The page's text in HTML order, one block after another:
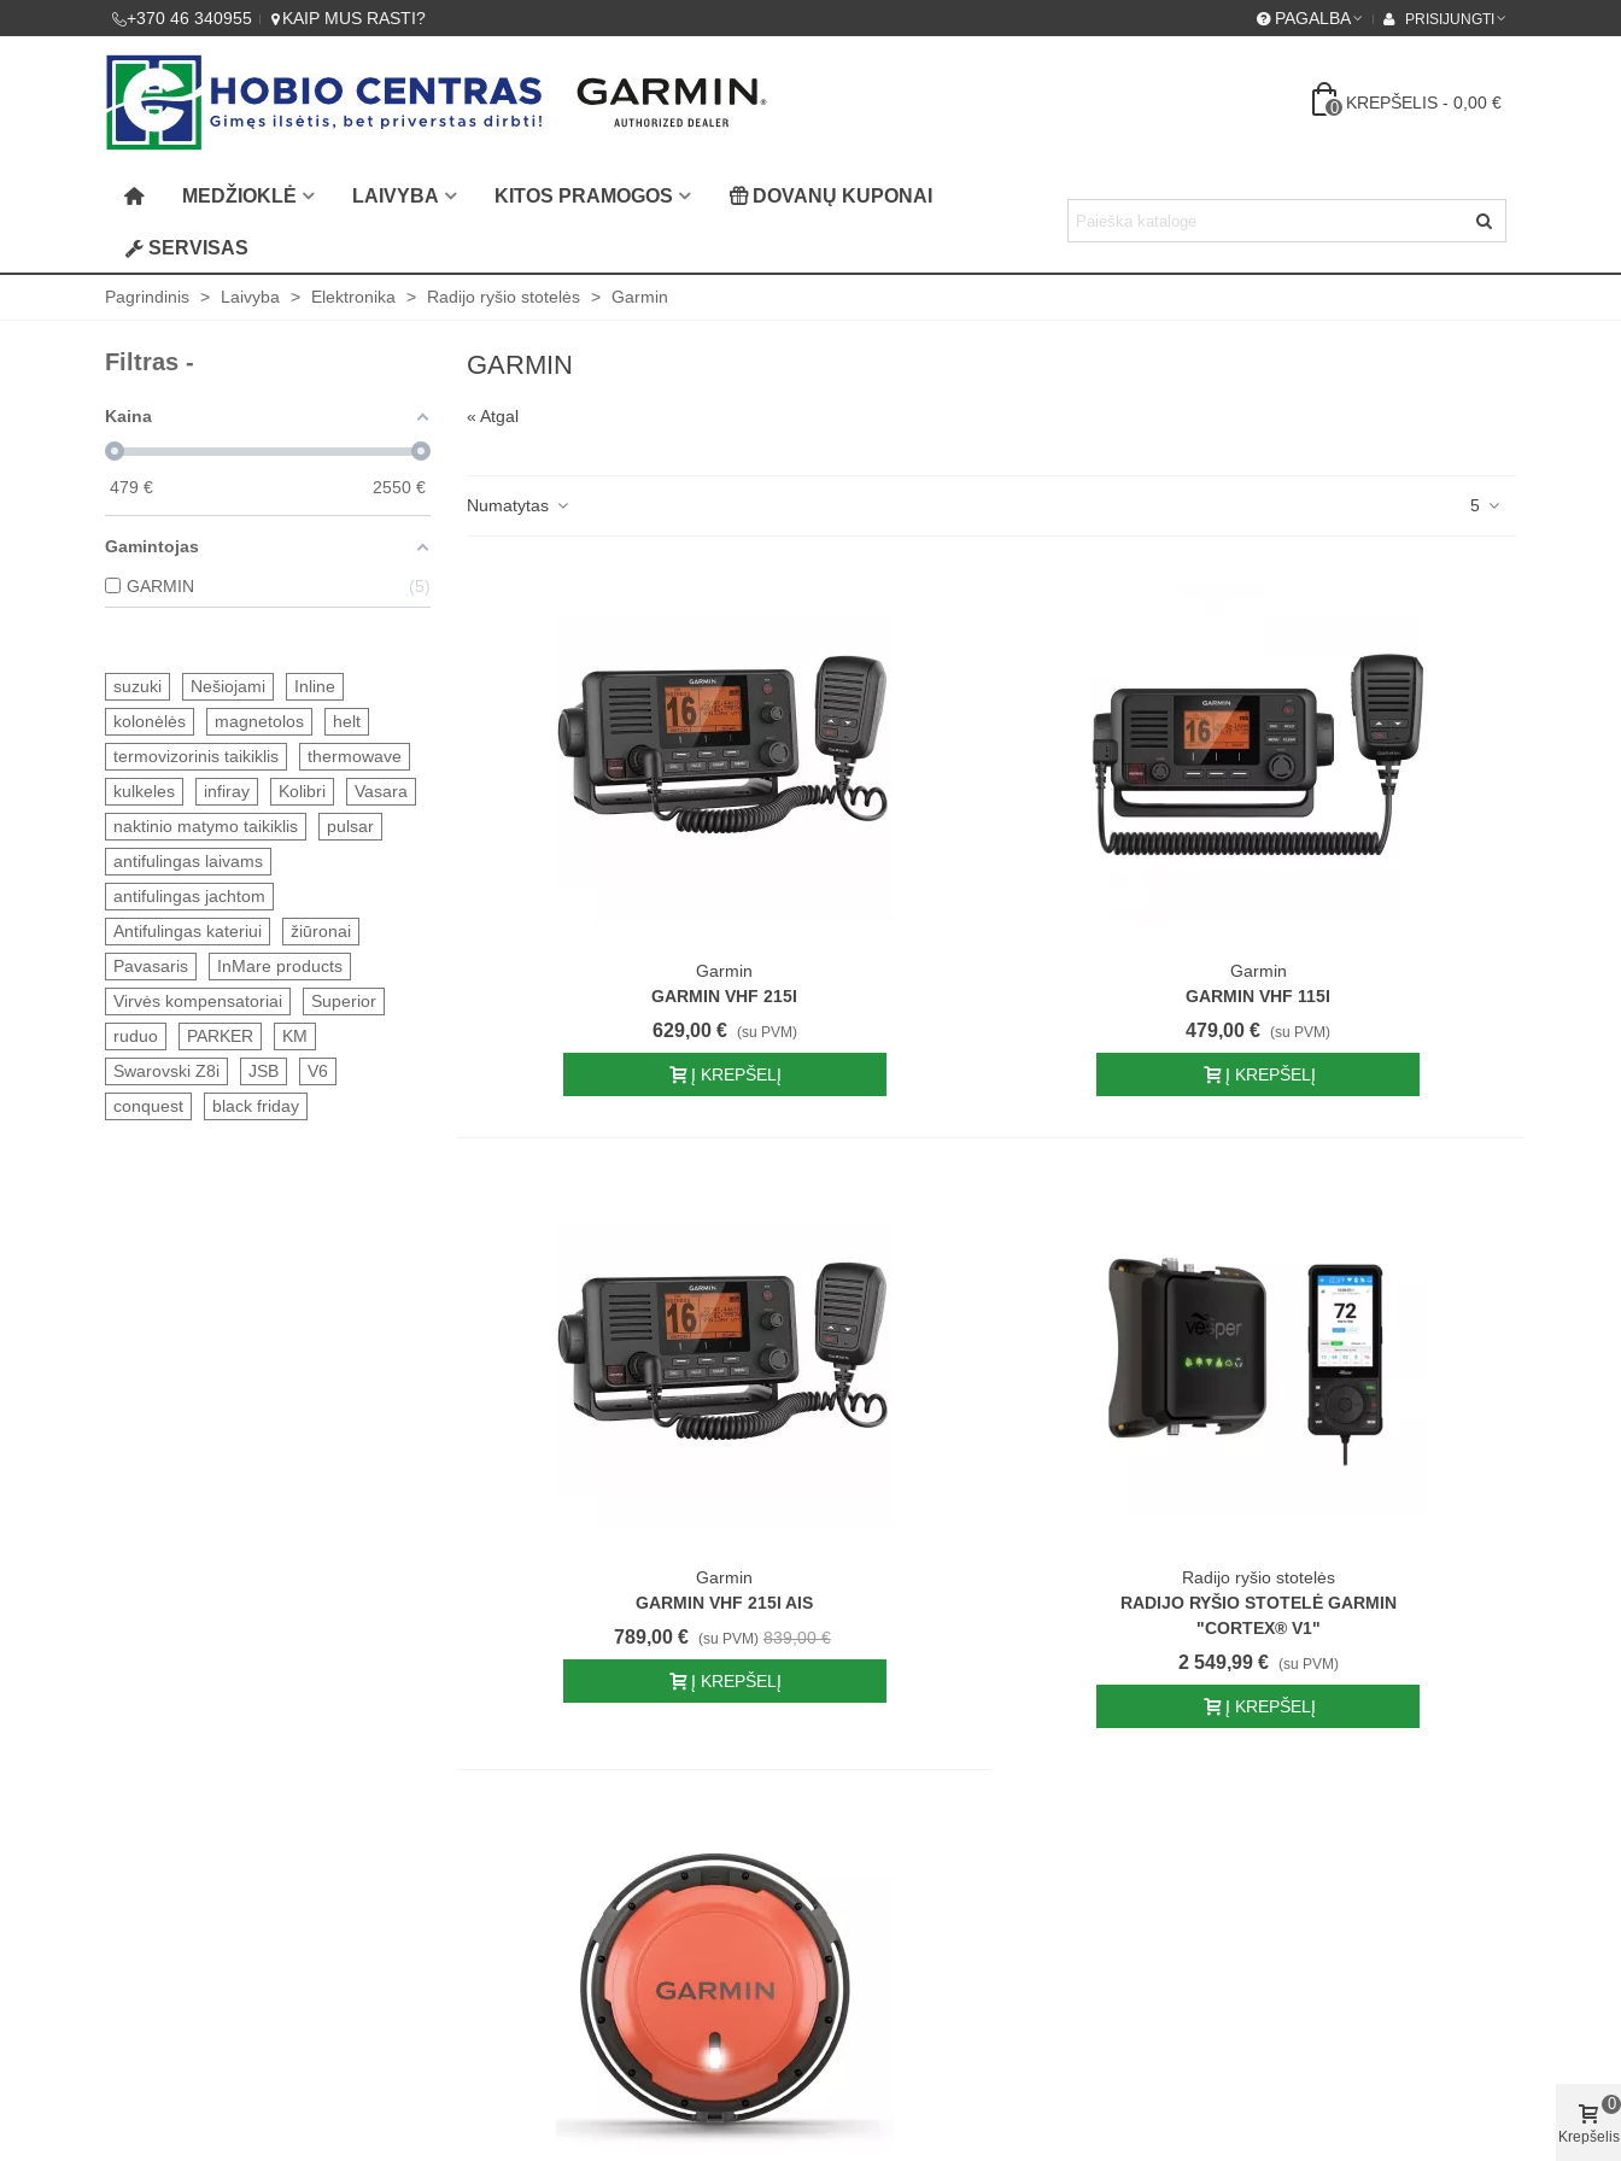
+370 46 340955 KAIP MUS RASTI? PAGALBA PRISIJUNGTI
0 KREPŠELIS - 0,00 €
MEDŽIOKLĖ LAIVYBA KITOS PRAMOGOS DOVANŲ KUPONAI
SERVISAS
Pagrindinis > Laivyba > Elektronika > Radijo ryšio stotelės > Garmin
Filtras -
Kaina
479 € 2550 €
Gamintojas
GARMIN 5
suzuki Nešiojami
Inline
kolonėlės
magnetolos
helt
termovizorinis taikiklis
thermowave
kulkeles
infiray Kolibri
Vasara
naktinio matymo taikiklis
pulsar
antifulingas laivams
antifulingas jachtom
Antifulingas kateriui
žiūronai
Pavasaris
InMare products
Virvės kompensatoriai
Superior
ruduo
PARKER
KM
Swarovski Z8i
JSB
V6
conquest
black friday
GARMIN
« Atgal
Numatytas 5
Garmin
GARMIN VHF 215I
629,00 € (su PVM)
Į KREPŠELĮ
Garmin
GARMIN VHF 115I
479,00 € (su PVM)
Į KREPŠELĮ
Garmin
GARMIN VHF 215I AIS
789,00 € (su PVM) 839,00 €
Į KREPŠELĮ
Radijo ryšio stotelės
RADIJO RYŠIO STOTELĖ GARMIN
"CORTEX® V1"
2 549,99 € (su PVM)
Į KREPŠELĮ
Krepšelis
0